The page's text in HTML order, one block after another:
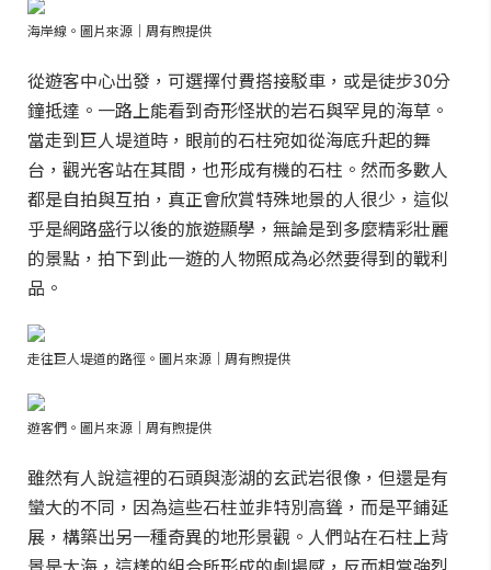
海岸線。圖片來源｜周有煦提供
從遊客中心出發，可選擇付費搭接駁車，或是徒步30分
鐘抵達。一路上能看到奇形怪狀的岩石與罕見的海草。
當走到巨人堤道時，眼前的石柱宛如從海底升起的舞
台，觀光客站在其間，也形成有機的石柱。然而多數人
都是自拍與互拍，真正會欣賞特殊地景的人很少，這似
乎是網路盛行以後的旅遊顯學，無論是到多麼精彩壯麗
的景點，拍下到此一遊的人物照成為必然要得到的戰利
品。
走往巨人堤道的路徑。圖片來源｜周有煦提供
遊客們。圖片來源｜周有煦提供
雖然有人說這裡的石頭與澎湖的玄武岩很像，但還是有
蠻大的不同，因為這些石柱並非特別高聳，而是平鋪延
展，構築出另一種奇異的地形景觀。人們站在石柱上背